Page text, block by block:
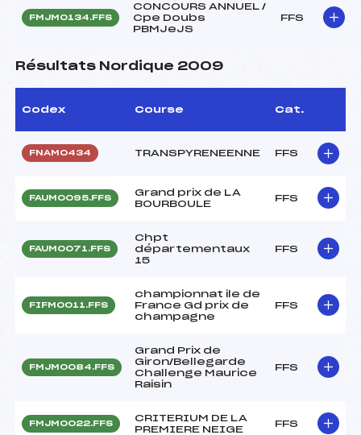
FMJM0134.FFS
CONCOURS ANNUEL /
Cpe Doubs
PBMJeJS
FFS
Résultats Nordique 2009
Codex Course Cat.
FNAM0434 TRANSPYRENEENNE FFS
FAUM0095.FFS
Grand prix de LA
BOURBOULE
FFS
FAUM0071.FFS
Chpt
départementaux
15
FFS
FIFM0011.FFS
championnat ile de
France Gd prix de
champagne
FFS
FMJM0084.FFS
Grand Prix de
Giron/Bellegarde
Challenge Maurice
Raisin
FFS
FMJM0022.FFS
CRITERIUM DE LA
PREMIERE NEIGE
FFS